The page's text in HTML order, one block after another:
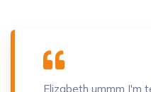
Elizabeth ummm I'm